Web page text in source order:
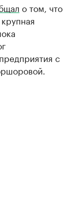
о том, что
с